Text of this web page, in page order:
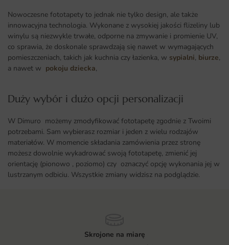
Nowoczesne fototapety to jednak nie tylko design, ale także
innowacyjna technologia. Wykonane z wysokiej jakości flizeliny lub
winylu są niezwykle trwałe, odporne na zmywanie i promienie UV,
co sprawia, że doskonale sprawdzają się nawet w wymagających
pomieszczeniach, takich jak kuchnia czy łazienka, w sypialni, biurze,
a nawet w pokoju dziecka,
Duży wybór i dużo opcji personalizacji ​
W Dimuro możemy zmodyfikować fototapetę zgodnie z Twoimi
potrzebami. Sam wybierasz rozmiar i jeden z wielu rodzajów
materiałów. W momencie składania zamówienia przez stronę
możesz dowolnie wykadrować swoją fototapetę, zmienić jej
orientację (pionowo , poziomo) czy oznaczyć opcję wykonania jej w
lustrzanym odbiciu. Wszystkie zmiany widzisz na podglądzie.
Skrojone na miarę